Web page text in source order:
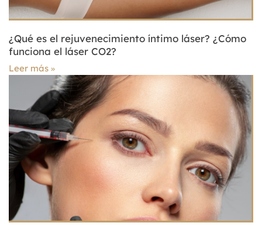
¿Qué es el rejuvenecimiento íntimo láser? ¿Cómo
funciona el láser CO2?
Leer más